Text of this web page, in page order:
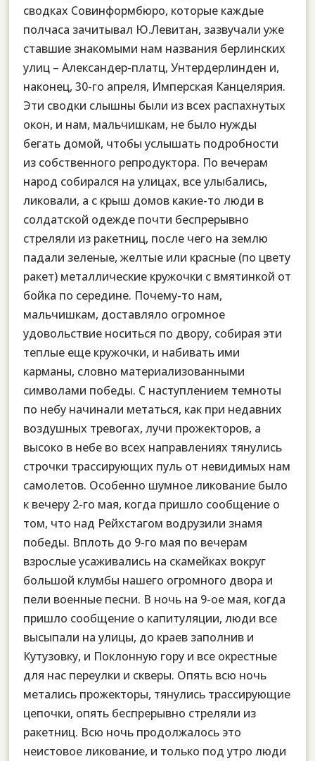
сводках Совинформбюро, которые каждые
полчаса зачитывал Ю.Левитан, зазвучали уже
ставшие знакомыми нам названия берлинских
улиц – Александер-платц, Унтердерлинден и,
наконец, 30-го апреля, Имперская Канцелярия.
Эти сводки слышны были из всех распахнутых
окон, и нам, мальчишкам, не было нужды
бегать домой, чтобы услышать подробности
из собственного репродуктора. По вечерам
народ собирался на улицах, все улыбались,
ликовали, а с крыш домов какие-то люди в
солдатской одежде почти беспрерывно
стреляли из ракетниц, после чего на землю
падали зеленые, желтые или красные (по цвету
ракет) металлические кружочки с вмятинкой от
бойка по середине. Почему-то нам,
мальчишкам, доставляло огромное
удовольствие носиться по двору, собирая эти
теплые еще кружочки, и набивать ими
карманы, словно материализованными
символами победы. С наступлением темноты
по небу начинали метаться, как при недавних
воздушных тревогах, лучи прожекторов, а
высоко в небе во всех направлениях тянулись
строчки трассирующих пуль от невидимых нам
самолетов. Особенно шумное ликование было
к вечеру 2-го мая, когда пришло сообщение о
том, что над Рейхстагом водрузили знамя
победы. Вплоть до 9-го мая по вечерам
взрослые усаживались на скамейках вокруг
большой клумбы нашего огромного двора и
пели военные песни. В ночь на 9-ое мая, когда
пришло сообщение о капитуляции, люди все
высыпали на улицы, до краев заполнив и
Кутузовку, и Поклонную гору и все окрестные
для нас переулки и скверы. Опять всю ночь
метались прожекторы, тянулись трассирующие
цепочки, опять беспрерывно стреляли из
ракетниц. Всю ночь продолжалось это
неистовое ликование, и только под утро люди